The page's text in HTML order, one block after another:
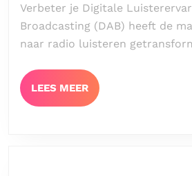
Verbeter je Digitale
Broadcasting (DAB) heeft de
naar radio luisteren
LEES MEERLEES
MEER